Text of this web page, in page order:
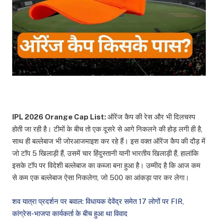
IPL 2026 Orange Cap List:ऑरेंज कैप की रेस और भी दिलचस्प
होती जा रही है। टीमों के बीच तो एक दूसरे से आगे निकलने की होड़ लगी ही है,
साथ ही बल्लेबाज भी जोरआजमाइश कर रहे हैं। इस वक्त ऑरेंज कैप की दौड़ में
जो टॉप 5 खिलाड़ी हैं, उसमें चार हिंदुस्तानी यानी भारतीय खिलाड़ी हैं, हालांकि
इसके टॉप पर विदेशी बल्लेबाज का कब्जा बना हुआ है। उम्मीद है कि आज कम
से कम एक बल्लेबाज ऐसा निकलेगा, जो 500 का आंकड़ा पार कर लेगा।
शव यात्रा प्रदर्शन पर बवाल: विधायक देवेंद्र समेत 17 लोगों पर FIR,
कांग्रेस-भाजपा कार्यकर्ता के बीच हुआ था विवाद